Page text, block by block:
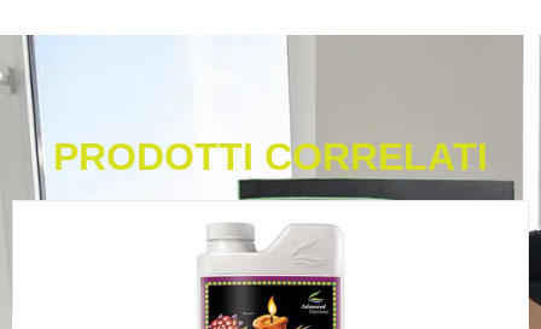
PRODOTTI CORRELATI